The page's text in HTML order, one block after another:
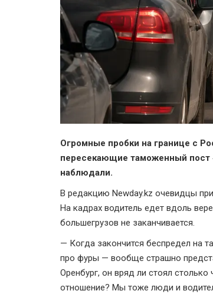
Огромные пробки на границе с
пересекающие таможенный пост
наблюдали.
В редакцию Newday.kz очевидцы
На кадрах водитель едет вдоль
большегрузов не заканчивается.
— Когда закончится беспредел на
про фуры — вообще страшно
Оренбург, он вряд ли стоял
отношение? Мы тоже люди и